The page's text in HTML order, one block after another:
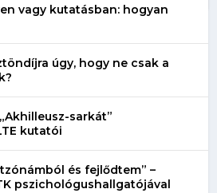
vagy kutatásban: hogyan
úgy, hogy ne csak a
sarkát”
kutatói
és fejlődtem” –
pszichológushallgatójával